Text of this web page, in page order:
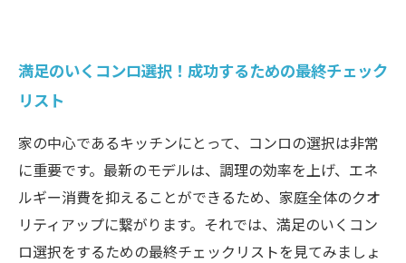
満足のいくコンロ選択！成功するための最終チェック
リスト
家の中心であるキッチンにとって、コンロの選択は非常
に重要です。最新のモデルは、調理の効率を上げ、エネ
ルギー消費を抑えることができるため、家庭全体のクオ
リティアップに繋がります。それでは、満足のいくコン
ロ選択をするための最終チェックリストを見てみましょ